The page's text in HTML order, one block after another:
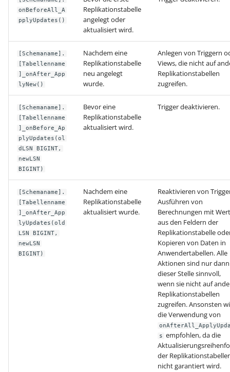
onBeforeAll_A
pplyUpdates()
Replikationstabelle
angelegt oder
aktualisiert wird.
[Schemaname].
[Tabellenname
]_onAfter_App
lyNew()
Nachdem eine
Replikationstabelle
neu angelegt
wurde.
Anlegen von Triggern
Views, die nicht auf
Replikationstabellen
zugreifen.
[Schemaname].
[Tabellenname
]_onBefore_Ap
plyUpdates(ol
dLSN BIGINT,
newLSN
BIGINT)
Bevor eine
Replikationstabelle
aktualisiert wird.
Trigger deaktivieren.
[Schemaname].
[Tabellenname
]_onAfter_App
lyUpdates(old
LSN BIGINT,
newLSN
BIGINT)
Nachdem eine
Replikationstabelle
aktualisiert wurde.
Reaktivieren von
Ausführen von
Berechnungen mit
aus den Feldern der
Replikationstabelle
Kopieren von Daten in
Anwendertabellen. Alle
Aktionen sind nur
dieser Stelle sinnvoll,
wenn sie nicht auf
Replikationstabellen
zugreifen. Ansonsten
die Verwendung von
s empfohlen, da die
der
nicht garantiert wird.
Regeln
Regeln (Sonstige/
Mandantenregeln)
Zertifikatsverwaltung
Bezeichner für
Berechtigungsgruppen
Rohstoffkurse
Mini-one-stop-shop
Kundenreferenz im
Zahlungsverkehr
IST-Versteuerung in
Österreich
Eigene Abläufe definieren
Erfassungsvorlagen
Gestaltung von
Eingabemasken
Kellnerschloss
Unterstützung für iCal- und
vCalendar-Dateien
ausführen
Regel-Anweisungsart: Für
das Einfügen von
Artikelanlagen
Regel-Anweisungsart:
Position kopieren
Regel-Anweisungsart:
Befehl senden
Regel-Anweisungsart
Datensatz immer neu
erstellen / ändern /
Regel-Anweisungsart:
Feldzuweisungen
Regel-Anweisungsart:
Diagnose-Eintrag im
Ereignis-Protokoll
Mandantenregel:
Sofortnachricht bei
Tageswechsel
Artikelvarianten: Artikel
Ausführungen
Streckengeschäft
Frachtgruppen-
Unterstützung allgemein
Freie Datenbank-
Tabellen
Verschiedene Werte
Differenzbesteuerung
§ 25a
Grundpreis-Einheiten
Export und Import
anpassen
übertragen
GKV-Monatsmeldung
Sofortmeldungen
Betriebsaufgabe
(Insolvenzverfahren)
GPSR -
eBay-
eBay-Produktkatalog
nutzen
Buchungssatzerstellung in
der Kasse
Skontovorgaben
Funktionen im
Kassenbondruck
Regeln
Kassenstand prüfen
(Vorgang)
Österreich:
Registrierkassenpflicht
und
Registrierkassensicherheitsverordnung
(RKSV)
LCD-Kundendisplay für
Kassensysteme